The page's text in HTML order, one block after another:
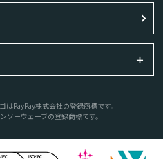
はPayPay株式会社の登録商標です。
ソーウェーブの登録商標です。